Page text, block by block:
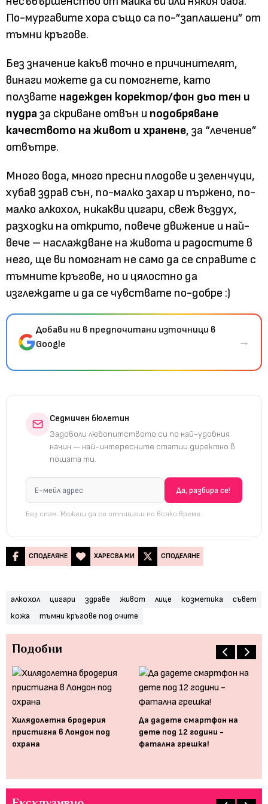
По-мургавите хора също са по-”заплашени” от
тъмни кръгове.
Без значение какъв точно е причинителят,
винаги можете да си помогнете, като
ползвате надежден коректор/фон дьо тен и
пудра за скриване отвън и подобряване
качеството на живот и хранене, за “лечение”
отвътре.
Много вода, много пресни плодове и зеленчуци,
хубав здрав сън, по-малко захар и пържено, по-
малко алкохол, никакви цигари, свеж въздух,
разходки на открито, повече движение и най-
вече – наслаждване на живота и радостите в
него, ще ви помогнат не само да се справите с
тъмните кръгове, но и цялостно да
изглеждате и да се чувствате по-добре :)
Добави ни в предпочитани източници в
Google
→
Седмичен бюлетин
Задоволи любопитството си по най-удобния
начин — най-интересните статии директно в
пощата ти.
Без спам. Можеш да се отпишеш по всяко време.
СПОДЕЛЯНЕ ХАРЕСВА МИ СПОДЕЛЯНЕ
алкохол цигари здраве живот лице козметика
съвет
кожа
тъмни кръгове под очите
Подобни
Хилядолетна бродерия
пристигна в Лондон под
охрана
Да дадете смартфон на
дете под 12 години -
фатална грешка!